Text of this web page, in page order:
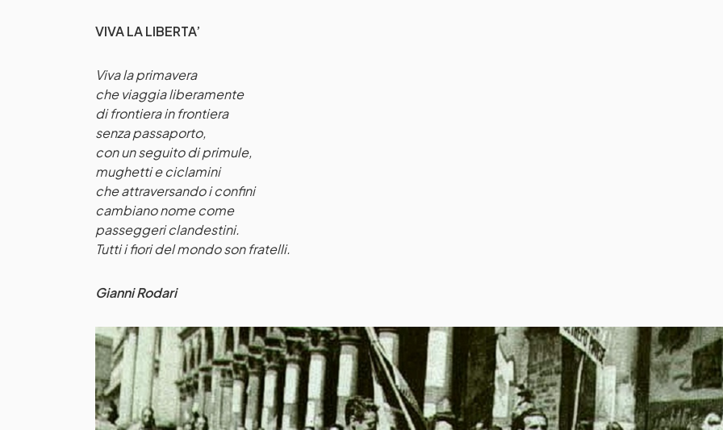
VIVA LA LIBERTA’
Viva la primavera
che viaggia liberamente
di frontiera in frontiera
senza passaporto,
con un seguito di primule,
mughetti e ciclamini
che attraversando i confini
cambiano nome come
passeggeri clandestini.
Tutti i fiori del mondo son fratelli.
Gianni Rodari